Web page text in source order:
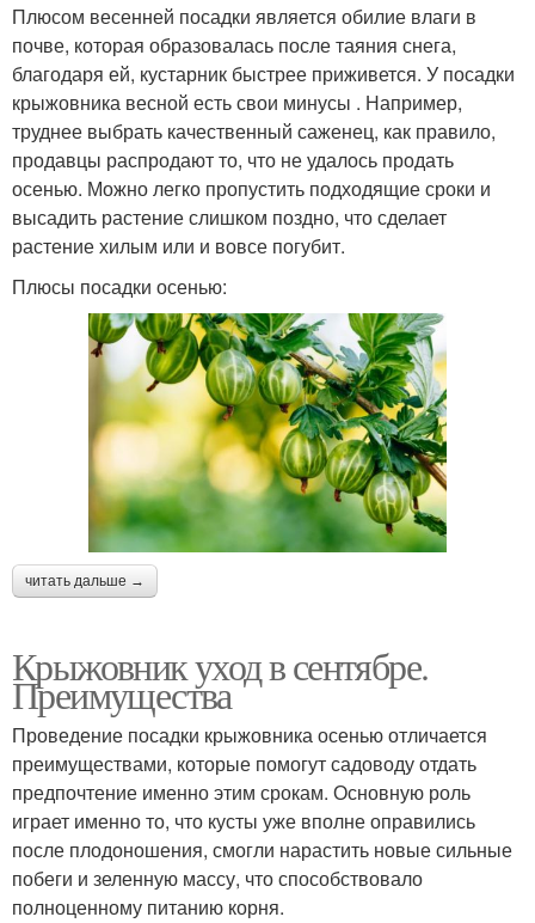
Плюсом весенней посадки является обилие влаги в
почве, которая образовалась после таяния снега,
благодаря ей, кустарник быстрее приживется. У посадки
крыжовника весной есть свои минусы . Например,
труднее выбрать качественный саженец, как правило,
продавцы распродают то, что не удалось продать
осенью. Можно легко пропустить подходящие сроки и
высадить растение слишком поздно, что сделает
растение хилым или и вовсе погубит.
Плюсы посадки осенью:
читать дальше →
Крыжовник уход в сентябре.
Преимущества
Проведение посадки крыжовника осенью отличается
преимуществами, которые помогут садоводу отдать
предпочтение именно этим срокам. Основную роль
играет именно то, что кусты уже вполне оправились
после плодоношения, смогли нарастить новые сильные
побеги и зеленную массу, что способствовало
полноценному питанию корня.